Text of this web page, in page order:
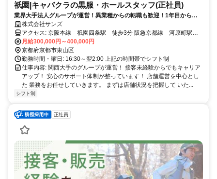
祇園|キャバクラの黒服・ホールスタッフ(正社員)
業界大手法人グループが運営！異業種からの転職も歓迎！1年目からキ
ャリアアップの実績あり！未経験からの挑戦も大歓迎！前職や経験は一
切不問！ 挑戦したいという方を歓迎します！
株式会社サンズ
アクセス: 京阪本線 祇園四条駅 徒歩3分 阪急京都線 河原町駅
徒歩5分 京阪本線 三条駅 徒歩5分
月給300,000円～400,000円
京都府京都市東山区
勤務時間・曜日: 16:30～翌2:00 上記の時間帯でシフト制
仕事内容: 関西大手のグループが運営！ 接客未経験からでもキャリア
アップ！ 安心のサポート体制が​整っています！ 店舗運営を中心とし
た 業務をお任せしていきます。 まずは店舗状況を把握して いた...
シフト制
正社員